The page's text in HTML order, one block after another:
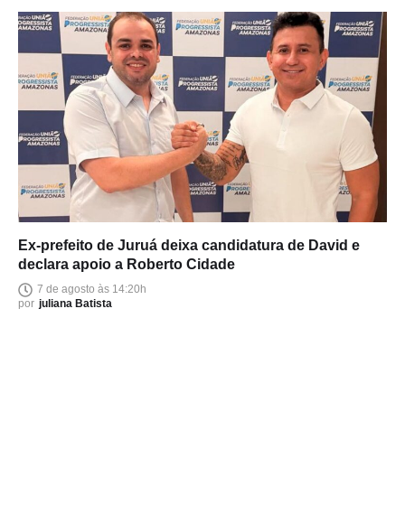
Ex-prefeito de Juruá deixa candidatura de David e
declara apoio a Roberto Cidade
7 de agosto às 14:20h
por juliana Batista